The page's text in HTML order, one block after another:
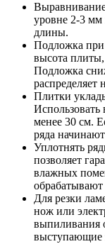
уровне 2-3 мм
длины.
Подложка при
высота
Подложка
распределяет
Плитки
Использовать
менее 30 см.
ряда
Уплотнять
позволяет
влажных
Для резки
нож или
выпиливания
выступающие